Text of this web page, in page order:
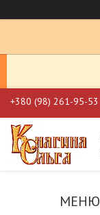
+380 (98) 261-95-53